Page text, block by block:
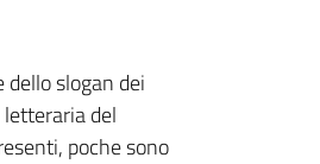
slogan dei
del
poche sono